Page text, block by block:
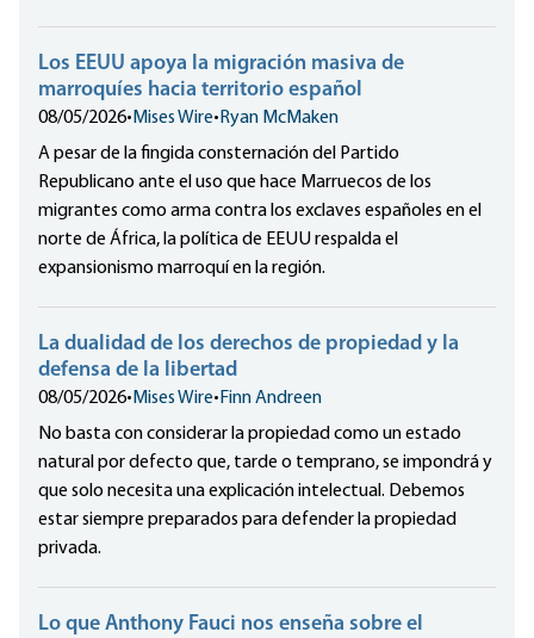
Los EEUU apoya la migración masiva de
marroquíes hacia territorio español
08/05/2026• Mises Wire• Ryan McMaken
A pesar de la fingida consternación del Partido
Republicano ante el uso que hace Marruecos de los
migrantes como arma contra los exclaves españoles en el
norte de África, la política de EEUU respalda el
expansionismo marroquí en la región.
La dualidad de los derechos de propiedad y la
defensa de la libertad
08/05/2026• Mises Wire• Finn Andreen
No basta con considerar la propiedad como un estado
natural por defecto que, tarde o temprano, se impondrá y
que solo necesita una explicación intelectual. Debemos
estar siempre preparados para defender la propiedad
privada.
Lo que Anthony Fauci nos enseña sobre el